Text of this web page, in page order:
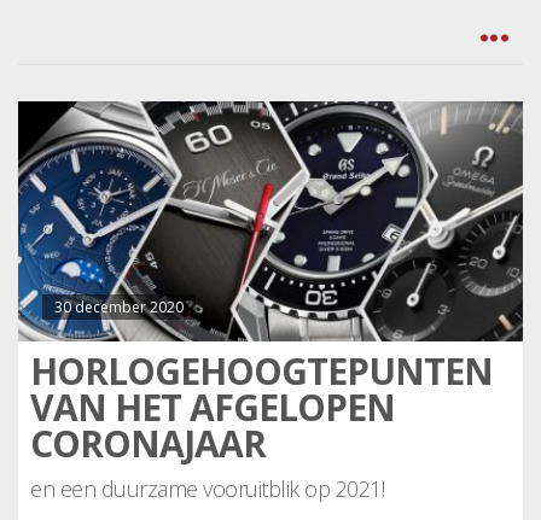
30 december 2020
HORLOGEHOOGTEPUNTEN
VAN HET AFGELOPEN
CORONAJAAR
en een duurzame vooruitblik op 2021!